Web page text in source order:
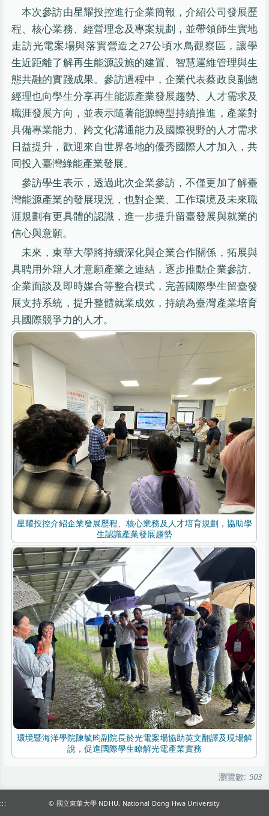
本次參訪由星耀投控進行企業簡報，介紹公司發展歷
程、核心業務、經營理念及專案規劃，並帶領師生實地
走訪光電案場與落實營造之27公頃水鳥觀察區，讓學
生近距離了解再生能源設施的建置、智慧運維管理與生
態共融的實踐成果。參訪過程中，企業代表蔡政良副總
經理也向學生分享再生能源產業發展趨勢、人才需求及
職涯發展方向，並表示隨著能源轉型持續推進，產業對
具備專業能力、跨文化溝通能力及國際視野的人才需求
日益提升，歡迎來自世界各地的優秀國際人才加入，共
同投入臺灣綠能產業發展。
參訪學生表示，透過此次企業參訪，不僅更加了解臺
灣能源產業的發展現況，也對企業、工作環境及未來職
涯規劃有更具體的認識，進一步提升留臺發展與就業的
信心與意願。
未來，東華大學將持續深化與企業合作關係，拓展與
具聘用外籍人才意願產業之連結，逐步推動企業參訪、
企業面談及即時媒合等整合模式，完善國際學生留臺發
展支持系統，提升整體就業成效，持續為臺灣產業培育
具國際競爭力的人才。
星耀投控介紹企業發展歷程、核心業務及人才培育規劃，協助學
生認識產業發展趨勢
環境暨海洋學院陳毓昀副院長於光電案場協助英文翻譯及現場解
說，促進國際學生瞭解光電產業實務
瀏覽數: 503
::: © 國立東華大學 NDHU, National Dong Hwa University